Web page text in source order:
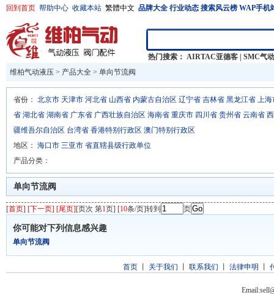
回到首页 帮助中心 收藏本站 繁體中文 品牌大全 行业动态 搜索风云榜 WAP手机
热门搜索： AIRTAC亚德客
SMC气动
维柏气动液压 > 产品大全 > 单向节流阀
省份： 北京市 天津市 河北省 山西省 内蒙古自治区 辽宁省 吉林省 黑龙江省 上海
省 湖北省 湖南省 广东省 广西壮族自治区 海南省 重庆市 四川省 贵州省 云南省
疆维吾尔自治区 台湾省 香港特别行政区 澳门特别行政区
地区： 海口市 三亚市 省直辖县级行政单位
产品分类：
单向节流阀
[首页] [下一页] [尾页][页次 第1页] [10条/页]转到 页
你可能对下列信息感兴趣
单向节流阀
首页丨 关于我们 联系我们 法律申明